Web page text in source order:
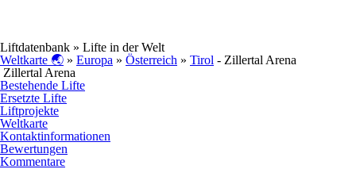
Liftdatenbank » Lifte in der Welt
Weltkarte 🌏 » Europa » Österreich » Tirol - Zillertal Arena
Zillertal Arena
Bestehende Lifte
Ersetzte Lifte
Liftprojekte
Weltkarte
Kontaktinformationen
Bewertungen
Kommentare